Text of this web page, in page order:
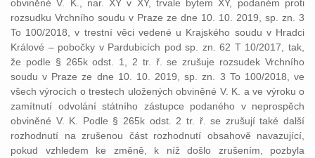
obviněné V. K., nar. XY v XY, trvale bytem XY, podaném proti
rozsudku Vrchního soudu v Praze ze dne 10. 10. 2019, sp. zn. 3
To 100/2018, v trestní věci vedené u Krajského soudu v Hradci
Králové – pobočky v Pardubicích pod sp. zn. 62 T 10/2017, tak,
že podle § 265k odst. 1, 2 tr. ř. se zrušuje rozsudek Vrchního
soudu v Praze ze dne 10. 10. 2019, sp. zn. 3 To 100/2018, ve
všech výrocích o trestech uložených obviněné V. K. a ve výroku o
zamítnutí odvolání státního zástupce podaného v neprospěch
obviněné V. K. Podle § 265k odst. 2 tr. ř. se zrušují také další
rozhodnutí na zrušenou část rozhodnutí obsahově navazující,
pokud vzhledem ke změně, k níž došlo zrušením, pozbyla